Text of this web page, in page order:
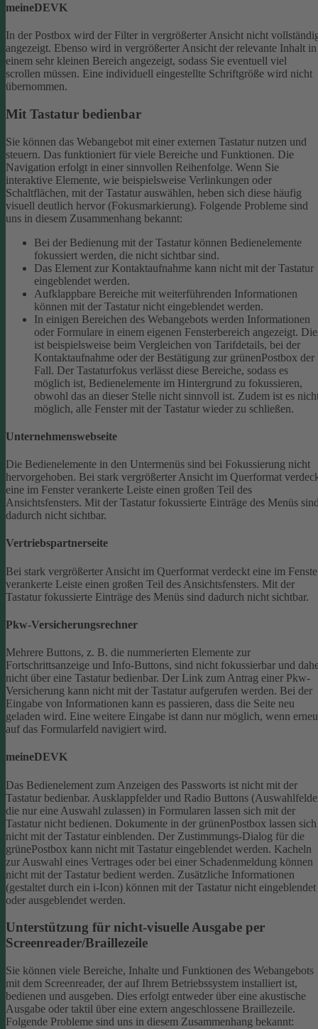
meineDEVK
In der Postbox wird der Filter in vergrößerter Ansicht nicht
angezeigt. Ebenso wird in vergrößerter Ansicht der relevante Inhalt in
einem sehr kleinen Bereich angezeigt, sodass Sie eventuell viel
scrollen müssen. Eine individuell eingestellte Schriftgröße wird nicht
übernommen.
Mit Tastatur bedienbar
Sie können das Webangebot mit einer externen Tastatur nutzen und
steuern. Das funktioniert für viele Bereiche und Funktionen. Die
Navigation erfolgt in einer sinnvollen Reihenfolge. Wenn Sie
interaktive Elemente, wie beispielsweise Verlinkungen oder
Schaltflächen, mit der Tastatur auswählen, heben sich diese häufig
visuell deutlich hervor (Fokusmarkierung). Folgende Probleme sind
uns in diesem Zusammenhang bekannt:
Bei der Bedienung mit der Tastatur können Bedienelemente
fokussiert werden, die nicht sichtbar sind.
Das Element zur Kontaktaufnahme kann nicht mit der Tastatur
eingeblendet werden.
Aufklappbare Bereiche mit weiterführenden Informationen
können mit der Tastatur nicht eingeblendet werden.
In einigen Bereichen des Webangebots werden Informationen
oder Formulare in einem eigenen Fensterbereich angezeigt.
ist beispielsweise beim Vergleichen von Tarifdetails, bei der
Kontaktaufnahme oder der Bestätigung zur grünenPostbox der
Fall. Der Tastaturfokus verlässt diese Bereiche, sodass es
möglich ist, Bedienelemente im Hintergrund zu fokussieren,
obwohl das an dieser Stelle nicht sinnvoll ist. Zudem ist es
möglich, alle Fenster mit der Tastatur wieder zu schließen.
Unternehmenswebseite
Die Bedienelemente in den Untermenüs sind bei Fokussierung nicht
hervorgehoben. Bei stark vergrößerter Ansicht im Querformat
eine im Fenster verankerte Leiste einen großen Teil des
Ansichtsfensters. Mit der Tastatur fokussierte Einträge des Menüs
dadurch nicht sichtbar.
Vertriebspartnerseite
Bei stark vergrößerter Ansicht im Querformat verdeckt eine im
verankerte Leiste einen großen Teil des Ansichtsfensters. Mit der
Tastatur fokussierte Einträge des Menüs sind dadurch nicht sichtbar.
Pkw-Versicherungsrechner
Mehrere Buttons, z. B. die nummerierten Elemente zur
Fortschrittsanzeige und Info-Buttons, sind nicht fokussierbar und
nicht über eine Tastatur bedienbar. Der Link zum Antrag einer Pkw-
Versicherung kann nicht mit der Tastatur aufgerufen werden. Bei der
Eingabe von Informationen kann es passieren, dass die Seite neu
geladen wird. Eine weitere Eingabe ist dann nur möglich, wenn
auf das Formularfeld navigiert wird.
meineDEVK
Das Bedienelement zum Anzeigen des Passworts ist nicht mit der
Tastatur bedienbar. Ausklappfelder und Radio Buttons
die nur eine Auswahl zulassen) in Formularen lassen sich mit der
Tastatur nicht bedienen. Dokumente in der grünenPostbox lassen sich
nicht mit der Tastatur einblenden. Der Zustimmungs-Dialog für die
grünePostbox kann nicht mit Tastatur eingeblendet werden. Kacheln
zur Auswahl eines Vertrages oder bei einer Schadenmeldung können
nicht mit der Tastatur bedient werden. Zusätzliche Informationen
(gestaltet durch ein i-Icon) können mit der Tastatur nicht eingeblendet
oder ausgeblendet werden.
Unterstützung für nicht-visuelle Ausgabe per
Screenreader/Braillezeile
Sie können viele Bereiche, Inhalte und Funktionen des Webangebots
mit dem Screenreader, der auf Ihrem Betriebssystem installiert ist,
bedienen und ausgeben. Dies erfolgt entweder über eine akustische
Ausgabe oder taktil über eine extern angeschlossene Braillezeile.
Folgende Probleme sind uns in diesem Zusammenhang bekannt: